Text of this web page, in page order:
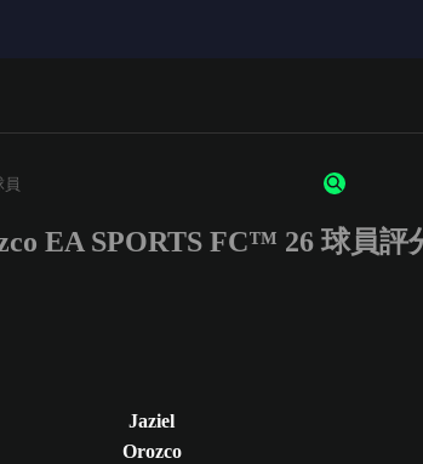
輸入至少 3 個字元或數字
EA SPORTS FC™ 26 球員評
Jaziel
Orozco